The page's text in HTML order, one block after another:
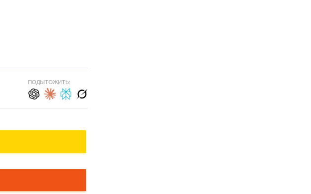
ПОДЫТОЖИТЬ: